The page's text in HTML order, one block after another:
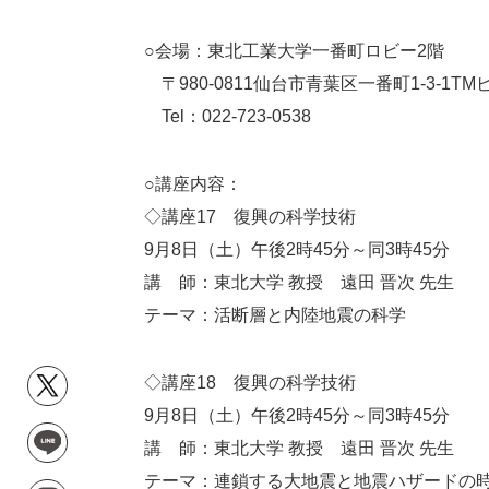
○会場：東北工業大学一番町ロビー2階
〒980-0811仙台市青葉区一番町1-3-1TM
Tel：022-723-0538
○講座内容：
◇講座17 復興の科学技術
9月8日（土）午後2時45分～同3時45分
講 師：東北大学 教授 遠田 晋次 先生
テーマ：活断層と内陸地震の科学
◇講座18 復興の科学技術
9月8日（土）午後2時45分～同3時45分
講 師：東北大学 教授 遠田 晋次 先生
テーマ：連鎖する大地震と地震ハザードの